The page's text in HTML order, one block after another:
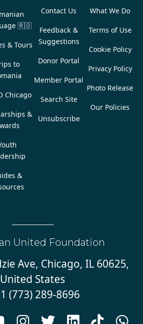
🇷🇴
& Tours
to
Chicago
&
&
Contact Us
Feedback &
Suggestions
Donor Portal
Member Portal
Search Site
Unsubscribe
What We Do
Terms of Use
Cookie Policy
Privacy Policy
Photo Release
Our Policies
United Foundation
Ave, Chicago, IL 60625,
United States
(773) 289-8696
    